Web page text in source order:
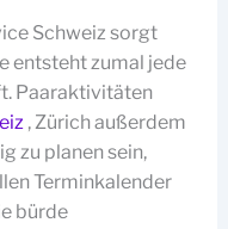
Schweiz sorgt
entsteht zumal jede
Paaraktivitäten
, Zürich außerdem
zu planen sein,
Terminkalender
bürde